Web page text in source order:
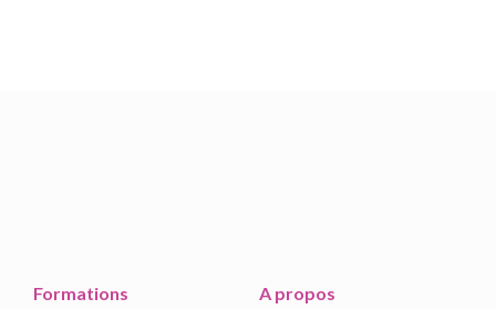
Formations A propos